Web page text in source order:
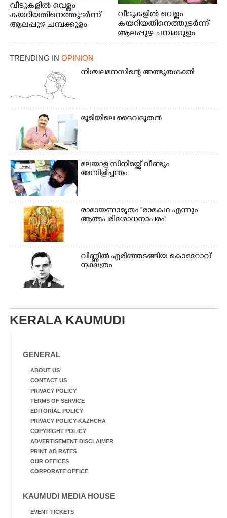
വീടുകളിൽ വെള്ളം
കയറിയതിനെത്തുടർന്ന്
ആലപ്പുഴ ചമ്പക്കുളം
പോരൂക്കര സെൻട്രൽ
സ്കൂളിലെ ദുരിതാശ്വാസ
ക്യാമ്പിലെത്തിയവർ
വസ്ത്രങ്ങൾ
ഉണക്കാനിട്ടിരിക്കുന്ന
ഗോൾപോസ്റ്റിന് മുന്നിൽ
ഫുട്ബോൾ കളികളിൽ
ഏർപ്പെട്ടിരിക്കുന്ന
കുട്ടികൾ
വീടുകളിൽ വെള്ളം
കയറിയതിനെത്തുടർന്ന്
ആലപ്പുഴ ചമ്പക്കുളം
ഫാദർ തോമസ്
ക്യാമ്പിലെത്തിയവർ മഴ
ഉണക്കാനിടുന്ന കാഴ്ച.
TRENDING IN OPINION
നിശ്ചലമനസിന്റെ അത്ഭുതശക്തി
ഭൂ​മി​യി​ലെ​ ​ദൈ​വദൂതൻ
മലയാള സിനിമയ്ക്ക് വീണ്ടും
അമ്പിളിച്ചന്തം
രാമായണാമൃതം ''രാമകഥ എന്നും
ആത്മപരിശോധനാപരം''
വി​ണ്ണി​ൽ​ ​എ​രി​ഞ്ഞ​ട​ങ്ങിയ കൊ​മ​റോ​വ് ​
ന​ക്ഷ​ത്രം
KERALA KAUMUDI
GENERAL
ABOUT US
CONTACT US
PRIVACY POLICY
TERMS OF SERVICE
EDITORIAL POLICY
PRIVACY POLICY-KAZHCHA
COPYRIGHT POLICY
ADVERTISEMENT DISCLAIMER
PRINT AD RATES
OUR OFFICES
CORPORATE OFFICE
KAUMUDI MEDIA HOUSE
EVENT TICKETS